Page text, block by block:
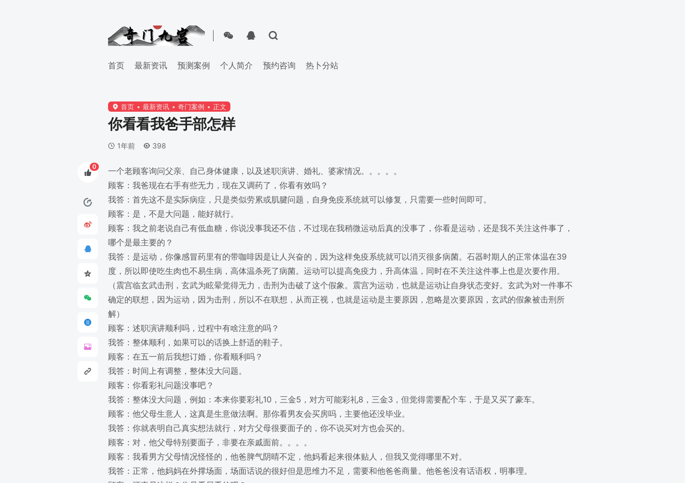
首页 最新资讯 预测案例 个人简介 预约咨询 热卜分站
首页 最新资讯 奇门案例 正文
你看看我爸手部怎样
1年前 398
0
一个老顾客询问父亲、自己身体健康，以及述职演讲、婚礼、婆家情况。。。。。
顾客：我爸现在右手有些无力，现在又调药了，你看有效吗？
我答：首先这不是实际病症，只是类似劳累或肌腱问题，自身免疫系统就可以修复，只需要一些时间即可。
顾客：是，不是大问题，能好就行。
顾客：我之前老说自己有低血糖，你说没事我还不信，不过现在我稍微运动后真的没事了，你看是运动，还是我不关注这件事了，
哪个是最主要的？
我答：是运动，你像感冒药里有的带咖啡因是让人兴奋的，因为这样免疫系统就可以消灭很多病菌。石器时期人的正常体温在39
度，所以即使吃生肉也不易生病，高体温杀死了病菌。运动可以提高免疫力，升高体温，同时在不关注这件事上也是次要作用。
（震宫临玄武击刑，玄武为眩晕觉得无力，击刑为击破了这个假象。震宫为运动，也就是运动让自身状态变好。玄武为对一件事不
确定的联想，因为运动，因为击刑，所以不在联想，从而正视，也就是运动是主要原因，忽略是次要原因，玄武的假象被击刑所
解）
顾客：述职演讲顺利吗，过程中有啥注意的吗？
我答：整体顺利，如果可以的话换上舒适的鞋子。
顾客：在五一前后我想订婚，你看顺利吗？
我答：时间上有调整，整体没大问题。
顾客：你看彩礼问题没事吧？
我答：整体没大问题，例如：本来你要彩礼10，三金5，对方可能彩礼8，三金3，但觉得需要配个车，于是又买了豪车。
顾客：他父母生意人，这真是生意做法啊。那你看男友会买房吗，主要他还没毕业。
我答：你就表明自己真实想法就行，对方父母很要面子的，你不说买对方也会买的。
顾客：对，他父母特别要面子，非要在亲戚面前。。。。
顾客：我看男方父母情况怪怪的，他爸脾气阴晴不定，他妈看起来很体贴人，但我又觉得哪里不对。
我答：正常，他妈妈在外撑场面，场面话说的很好但是思维力不足，需要和他爸爸商量。他爸爸没有话语权，明事理。